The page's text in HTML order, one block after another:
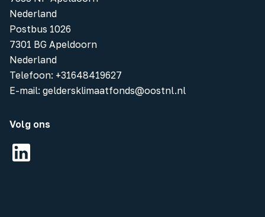
Nederland
Postbus 1026
7301 BG Apeldoorn
Nederland
Telefoon: +31648419627
E-mail: geldersklimaatfonds@oostnl.nl
Volg ons